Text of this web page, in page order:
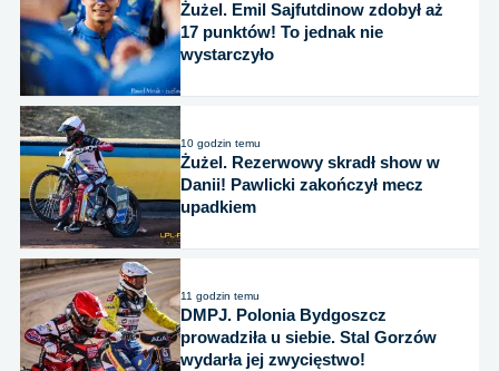
Żużel. Emil Sajfutdinow zdobył aż
17 punktów! To jednak nie
wystarczyło
10 godzin temu
Żużel. Rezerwowy skradł show w
Danii! Pawlicki zakończył mecz
upadkiem
11 godzin temu
DMPJ. Polonia Bydgoszcz
prowadziła u siebie. Stal Gorzów
wydarła jej zwycięstwo!